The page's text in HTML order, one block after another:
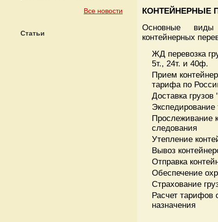
Все новости
Статьи
КОНТЕЙНЕРНЫЕ
Основные виды
контейнерных
ЖД перевозка
5т., 24т. и 40ф.
Прием
тарифа по
Доставка
Экспедирование
Прослеживание
следования
Утепление
Вывоз
Отправка
Обеспечение
Страхование
Расчет тарифов
назначения